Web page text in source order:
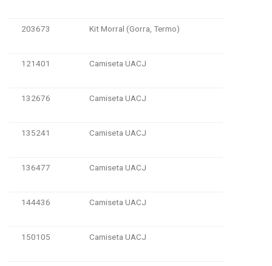
203673 Kit Morral (Gorra, Termo)
121401 Camiseta UACJ
132676 Camiseta UACJ
135241 Camiseta UACJ
136477 Camiseta UACJ
144436 Camiseta UACJ
150105 Camiseta UACJ